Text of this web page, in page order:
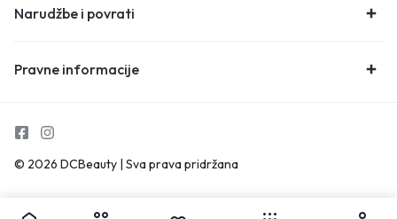
Narudžbe i povrati
Pravne informacije
© 2026 DCBeauty | Sva prava pridržana